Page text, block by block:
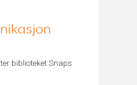
biblioteket Snaps